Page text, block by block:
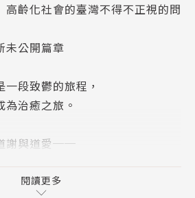
齡化社會的臺灣不得不正視的問
公開篇章
段致鬱的旅程，
治癒之旅。
謝與道愛──
閱讀更多